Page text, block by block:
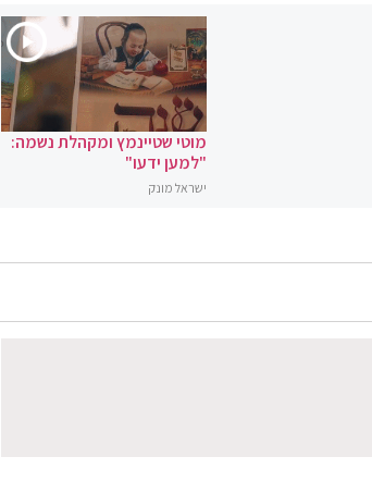
מוטי שטיינמץ ומקהלת נשמה:
"למען ידעו"
ישראל מונק